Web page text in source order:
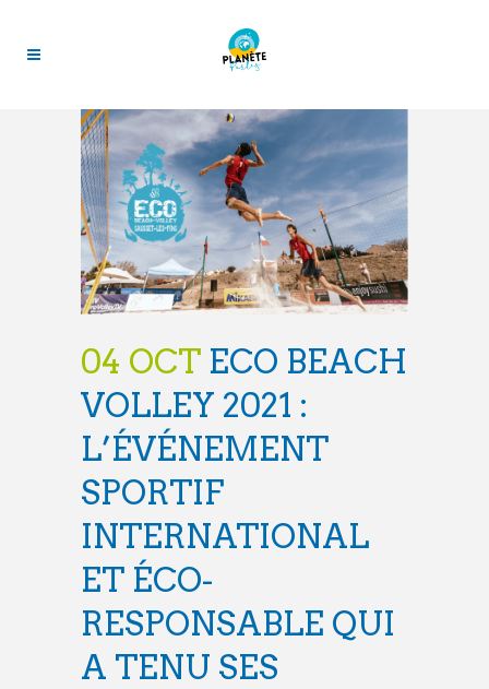
04 OCT ECO BEACH
VOLLEY 2021 :
L’ÉVÉNEMENT
SPORTIF
INTERNATIONAL
ET ÉCO-
RESPONSABLE QUI
A TENU SES